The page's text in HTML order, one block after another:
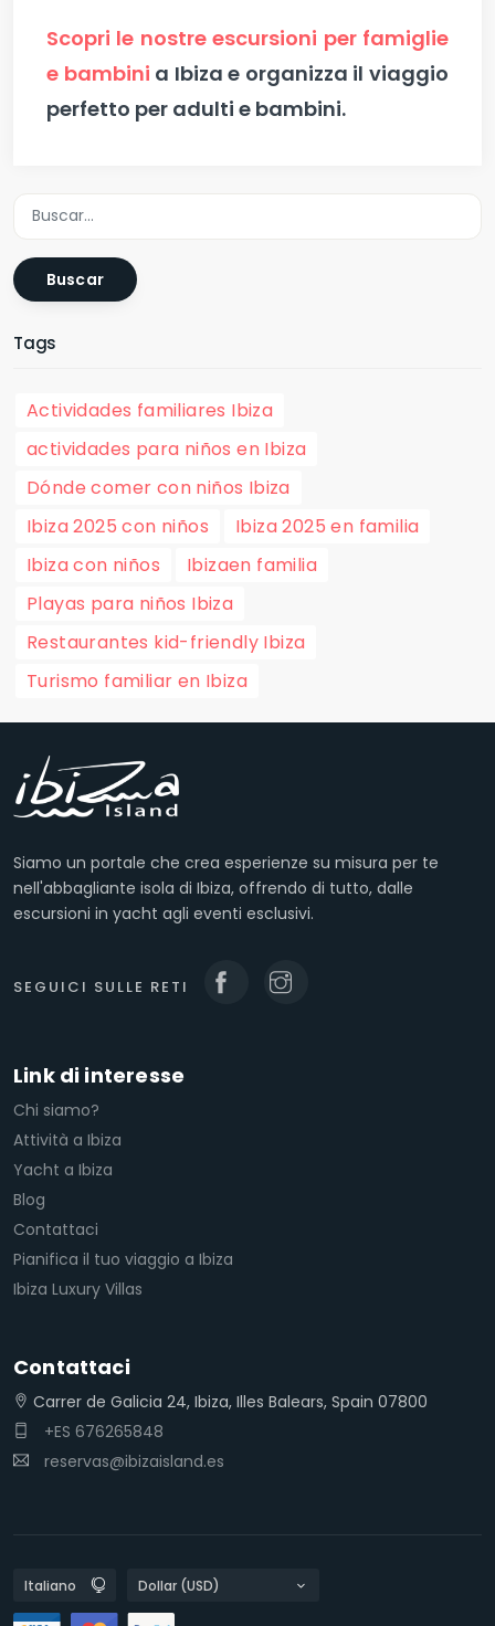
Scopri le nostre escursioni per famiglie
e bambini a Ibiza e organizza il viaggio
perfetto per adulti e bambini.
Buscar
Tags
Actividades familiares Ibiza
actividades para niños en Ibiza
Dónde comer con niños Ibiza
Ibiza 2025 con niños
Ibiza 2025 en familia
Ibiza con niños
Ibizaen familia
Playas para niños Ibiza
Restaurantes kid-friendly Ibiza
Turismo familiar en Ibiza
Siamo un portale che crea esperienze su misura per te
nell'abbagliante isola di Ibiza, offrendo di tutto, dalle
escursioni in yacht agli eventi esclusivi.
SEGUICI SULLE RETI
Link di interesse
Chi siamo?
Attività a Ibiza
Yacht a Ibiza
Blog
Contattaci
Pianifica il tuo viaggio a Ibiza
Ibiza Luxury Villas
Contattaci
Carrer de Galicia 24, Ibiza, Illes Balears, Spain 07800
+ES 676265848
reservas@ibizaisland.es